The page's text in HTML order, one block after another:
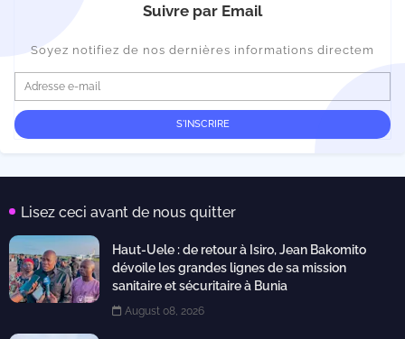
Suivre par Email
Soyez notifiez de nos dernières informations directem
Lisez ceci avant de nous quitter
Haut-Uele : de retour à Isiro, Jean Bakomito
dévoile les grandes lignes de sa mission
sanitaire et sécuritaire à Bunia
August 08, 2026